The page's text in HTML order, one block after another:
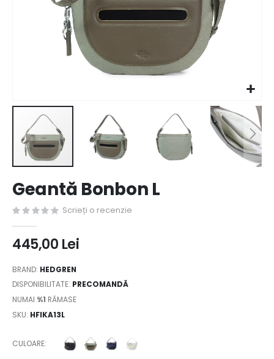
to
the
beginning
of
the
images
Geantă Bonbon L
Scrieți o recenzie
445,00 Lei
BRAND: HEDGREN
DISPONIBILITATE: PRECOMANDĂ
NUMAI %1 RĂMASE
SKU HFIKA13L
CULOARE